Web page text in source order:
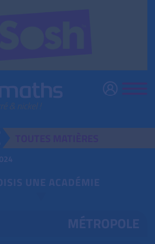
UNE ACADÉMIE
MÉTROPOLE